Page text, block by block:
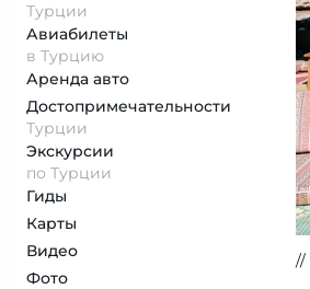
Турции
Авиабилеты
в Турцию
Аренда авто
Достопримеча­тельности
Турции
Экскурсии
по Турции
Гиды
Карты
Видео
Фото